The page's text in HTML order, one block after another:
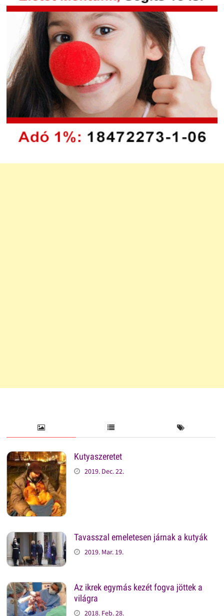
Kutyaszeretet
2019. Dec. 22.
Tavasszal emeletesen járnak a kutyák
2019. Mar. 19.
Az ikrek egymás kezét fogva jöttek a
világra
2018. Feb. 28.